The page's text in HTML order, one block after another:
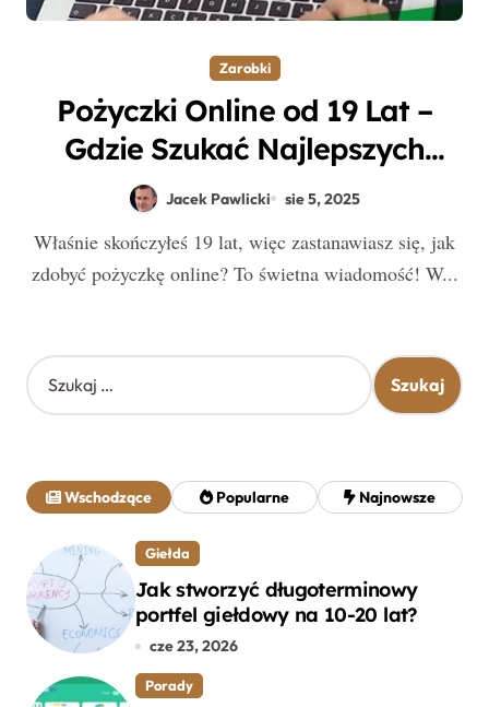
Zarobki
Pożyczki Online od 19 Lat –
Gdzie Szukać Najlepszych
Chwilówek i Pożyczek
Jacek Pawlicki sie 5, 2025
Właśnie skończyłeś 19 lat, więc zastanawiasz się, jak
zdobyć pożyczkę online? To świetna wiadomość! W...
S
z
j
:
Wschodzące Popularne Najnowsze
Giełda
Jak stworzyć długoterminowy
portfel giełdowy na 10-20 lat?
cze 23, 2026
Porady